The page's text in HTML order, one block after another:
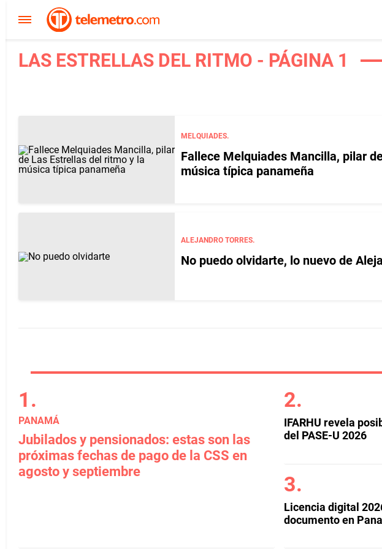
LAS ESTRELLAS DEL RITMO - PÁGINA 1
MELQUIADES.
Fallece Melquiades Mancilla, pilar
música típica panameña
ALEJANDRO TORRES.
No puedo olvidarte, lo nuevo de
PANAMÁ
Jubilados y pensionados: estas son las
próximas fechas de pago de la CSS en
agosto y septiembre
IFARHU revela
del PASE-U 2026
Licencia digital
documento en